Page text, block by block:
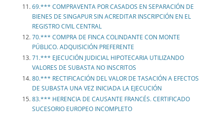
69.*** COMPRAVENTA POR CASADOS EN SEPARACIÓN DE
BIENES DE SINGAPUR SIN ACREDITAR INSCRIPCIÓN EN EL
REGISTRO CIVIL CENTRAL
70.*** COMPRA DE FINCA COLINDANTE CON MONTE
PÚBLICO. ADQUISICIÓN PREFERENTE
71.*** EJECUCIÓN JUDICIAL HIPOTECARIA UTILIZANDO
VALORES DE SUBASTA NO INSCRITOS
80.*** RECTIFICACIÓN DEL VALOR DE TASACIÓN A EFECTOS
DE SUBASTA UNA VEZ INICIADA LA EJECUCIÓN
83.*** HERENCIA DE CAUSANTE FRANCÉS. CERTIFICADO
SUCESORIO EUROPEO INCOMPLETO